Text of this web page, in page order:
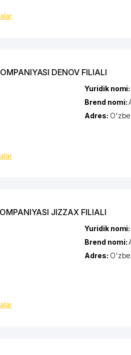
DENOV FILIALI
Yuridik
Brend nomi:
Adres:
JIZZAX FILIALI
Yuridik
Brend nomi:
Adres: